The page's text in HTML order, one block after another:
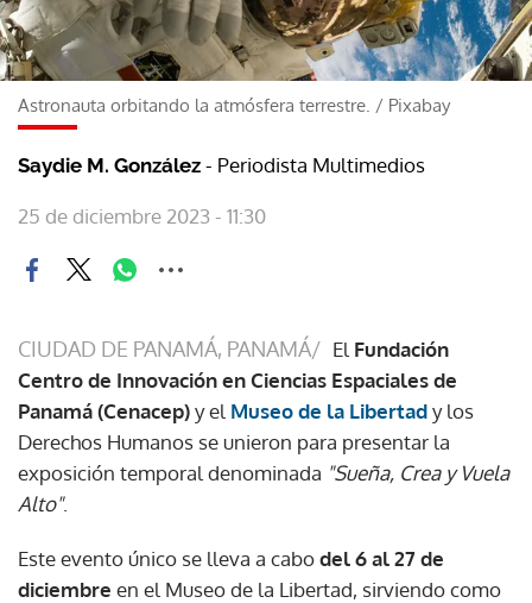
Astronauta orbitando la atmósfera terrestre. / Pixabay
Saydie M. González - Periodista Multimedios
25 de diciembre 2023 - 11:30
CIUDAD DE PANAMÁ, PANAMÁ/ El Fundación
Centro de Innovación en Ciencias Espaciales de
Panamá (Cenacep)y el Museo de la Libertady los
Derechos Humanos se unieron para presentar la
exposición temporal denominada "Sueña, Crea y Vuela
Alto".
Este evento único se lleva a cabodel 6 al 27 de
diciembre en el Museo de la Libertad, sirviendo como